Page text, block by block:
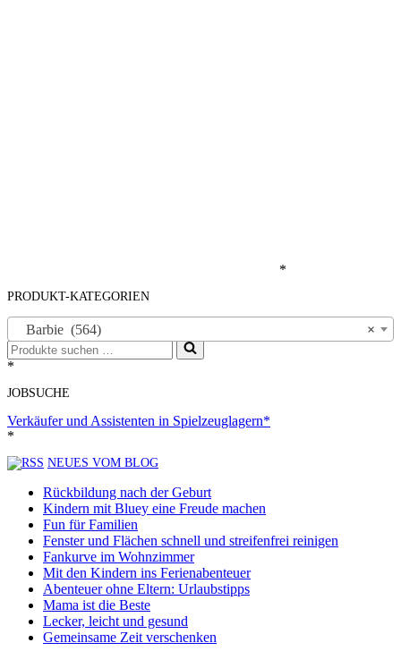
*
PRODUKT-KATEGORIEN
×
Barbie (564)
Suchen
nach …
*
JOBSUCHE
Verkäufer und Assistenten in Spielzeuglagern*
*
NEUES VOM BLOG
Rückbildung nach der Geburt
Kindern mit Bluey eine Freude machen
Fun für Familien
Fenster und Flächen schnell und streifenfrei reinigen
Fankurve im Wohnzimmer
Mit den Kindern ins Ferienabenteuer
Abenteuer ohne Eltern: Urlaubstipps
Mama ist die Beste
Lecker, leicht und gesund
Gemeinsame Zeit verschenken